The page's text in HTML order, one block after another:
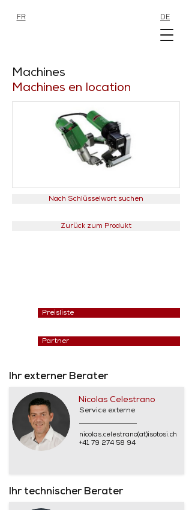
FR DE
Machines
Machines en location
Nach Schlüsselwort suchen
Zurück zum Produkt
Preisliste
Partner
Ihr externer Berater
Nicolas Celestrano
Service externe
nicolas.celestrano(at)isotosi.ch
+41 79 274 58 94
Ihr technischer Berater